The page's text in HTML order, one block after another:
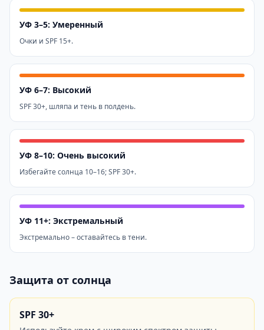
УФ 3–5: Умеренный
Очки и SPF 15+.
УФ 6–7: Высокий
SPF 30+, шляпа и тень в полдень.
УФ 8–10: Очень высокий
Избегайте солнца 10–16; SPF 30+.
УФ 11+: Экстремальный
Экстремально – оставайтесь в тени.
Защита от солнца
SPF 30+